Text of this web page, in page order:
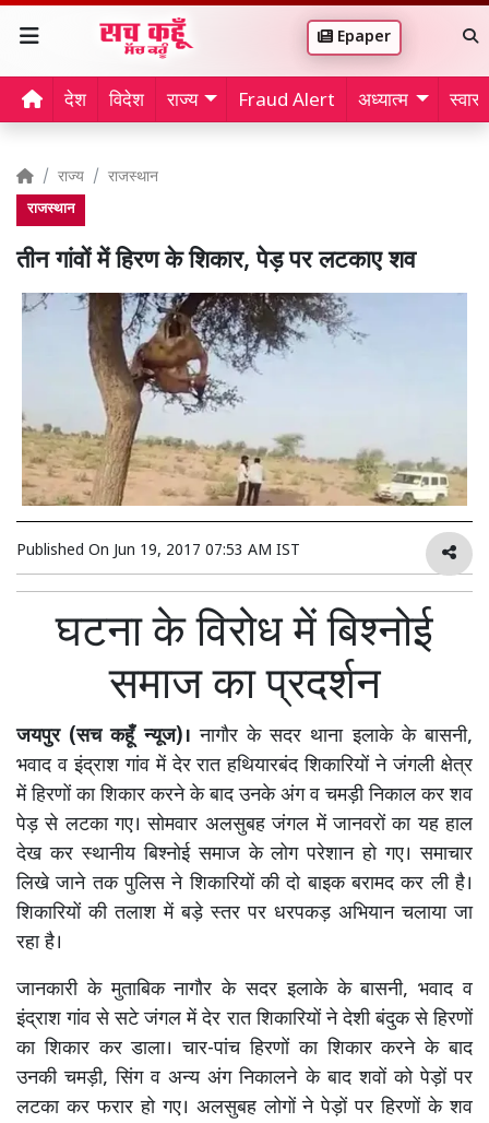
Epaper
देश विदेश राज्य Fraud Alert अध्यात्म
राज्य राजस्थान
राजस्थान
तीन गांवों में हिरण के शिकार, पेड़ पर लटकाए शव
Published On Jun 19, 2017 07:53 AM IST
घटना के विरोध में बिश्नोई
समाज का प्रदर्शन
जयपुर (सच कहूँ न्यूज)। नागौर के सदर थाना इलाके के बासनी,
भवाद व इंद्राश गांव में देर रात हथियारबंद शिकारियों ने जंगली क्षेत्र
में हिरणों का शिकार करने के बाद उनके अंग व चमड़ी निकाल कर शव
पेड़ से लटका गए। सोमवार अलसुबह जंगल में जानवरों का यह हाल
देख कर स्थानीय बिश्नोई समाज के लोग परेशान हो गए। समाचार
लिखे जाने तक पुलिस ने शिकारियों की दो बाइक बरामद कर ली है।
शिकारियों की तलाश में बड़े स्तर पर धरपकड़ अभियान चलाया जा
रहा है।
जानकारी के मुताबिक नागौर के सदर इलाके के बासनी, भवाद व
इंद्राश गांव से सटे जंगल में देर रात शिकारियों ने देशी बंदुक से हिरणों
का शिकार कर डाला। चार-पांच हिरणों का शिकार करने के बाद
उनकी चमड़ी, सिंग व अन्य अंग निकालने के बाद शवों को पेड़ों पर
लटका कर फरार हो गए। अलसुबह लोगों ने पेड़ों पर हिरणों के शव